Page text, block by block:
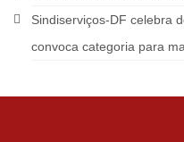
Sindiserviços-DF celebra
convoca categoria para